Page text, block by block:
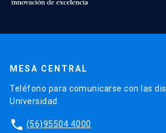
MESA CENTRAL
Teléfono para comunicarse con las
Universidad.
phone (56)95504 4000